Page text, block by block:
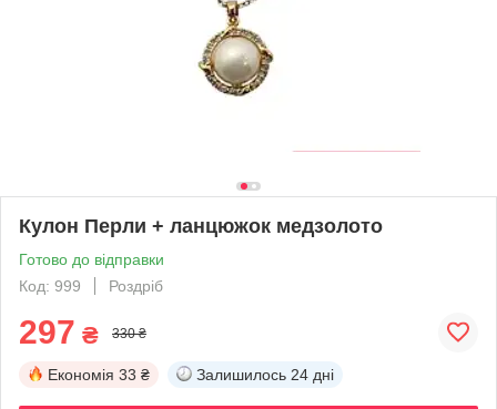
Кулон Перли + ланцюжок медзолото
Готово до відправки
Код: 999
Роздріб
297 ₴ 330 ₴
Економія 33 ₴ Залишилось 24 дні